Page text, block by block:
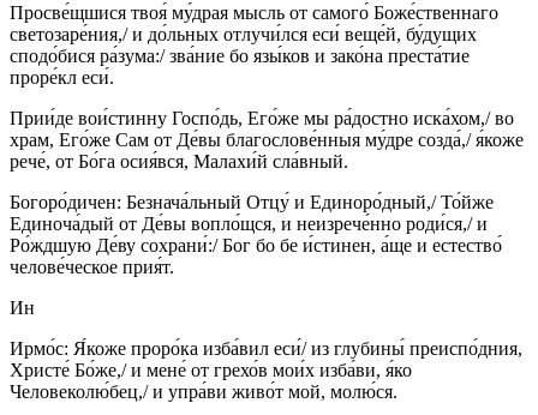
Просве́щшися твоя́ му́драя мысль от самого́ Боже́ственнаго
светозаре́ния,/ и до́льных отлучи́лся еси́ веще́й, бу́дущих
сподо́бися ра́зума:/ зва́ние бо язы́ков и зако́на преста́тие
проре́кл еси́.
Прии́де вои́стинну Госпо́дь, Его́же мы ра́достно иска́хом,/ во
храм, Его́же Сам от Де́вы благослове́нныя му́дре созда́,/ я́коже
рече́, от Бо́га осия́вся, Малахи́й сла́вный.
Богоро́дичен: Безнача́льный Отцу́ и Единоро́дный,/ То́йже
Единоча́дый от Де́вы вопло́щся, и неизрече́нно роди́ся,/ и
Ро́ждшую Де́ву сохрани́:/ Бог бо бе и́стинен, а́ще и естество́
челове́ческое прия́т.
Ин
Ирмо́с: Я́коже проро́ка изба́вил еси́/ из глубины́ преиспо́дния,
Христе́ Бо́же,/ и мене́ от грехо́в мои́х изба́ви, я́ко
Человеколю́бец,/ и упра́ви живо́т мой, молю́ся.